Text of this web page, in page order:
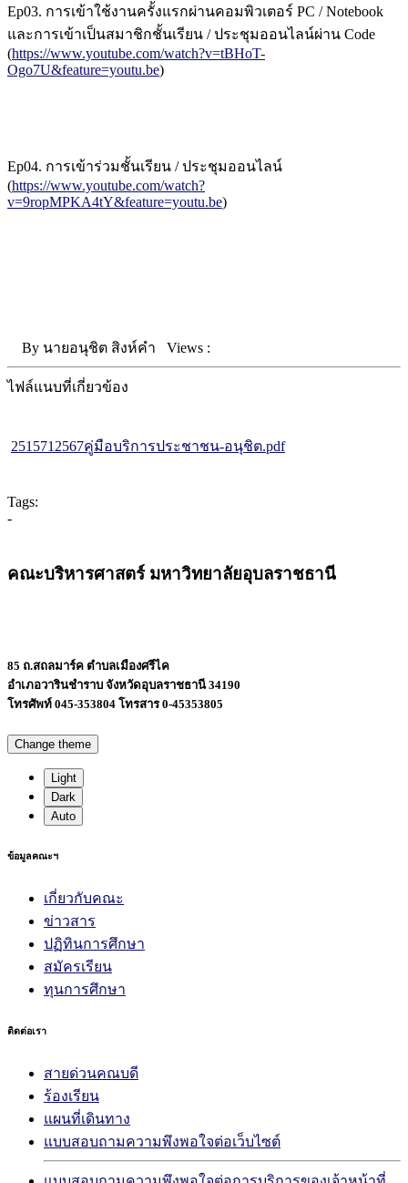
Ep03. การเข้าใช้งานครั้งแรกผ่านคอมพิวเตอร์ PC / Notebook
และการเข้าเป็นสมาชิกชั้นเรียน / ประชุมออนไลน์ผ่าน Code
(https://www.youtube.com/watch?v=tBHoT-
Ogo7U&feature=youtu.be)
Ep04. การเข้าร่วมชั้นเรียน / ประชุมออนไลน์
(https://www.youtube.com/watch?
v=9ropMPKA4tY&feature=youtu.be)
By นายอนุชิต สิงห์คำ Views :
ไฟล์แนบที่เกี่ยวข้อง
2515712567คู่มือบริการประชาชน-อนุชิต.pdf
Tags:
-
คณะบริหารศาสตร์ มหาวิทยาลัยอุบลราชธานี
85 ถ.สถลมาร์ค ตำบลเมืองศรีไค
อำเภอวารินชำราบ จังหวัดอุบลราชธานี 34190
โทรศัพท์ 045-353804 โทรสาร 0-45353805
Change theme
Light
Dark
Auto
ข้อมูลคณะฯ
เกี่ยวกับคณะ
ข่าวสาร
ปฏิทินการศึกษา
สมัครเรียน
ทุนการศึกษา
ติดต่อเรา
สายด่วนคณบดี
ร้องเรียน
แผนที่เดินทาง
แบบสอบถามความพึงพอใจต่อเว็บไซต์